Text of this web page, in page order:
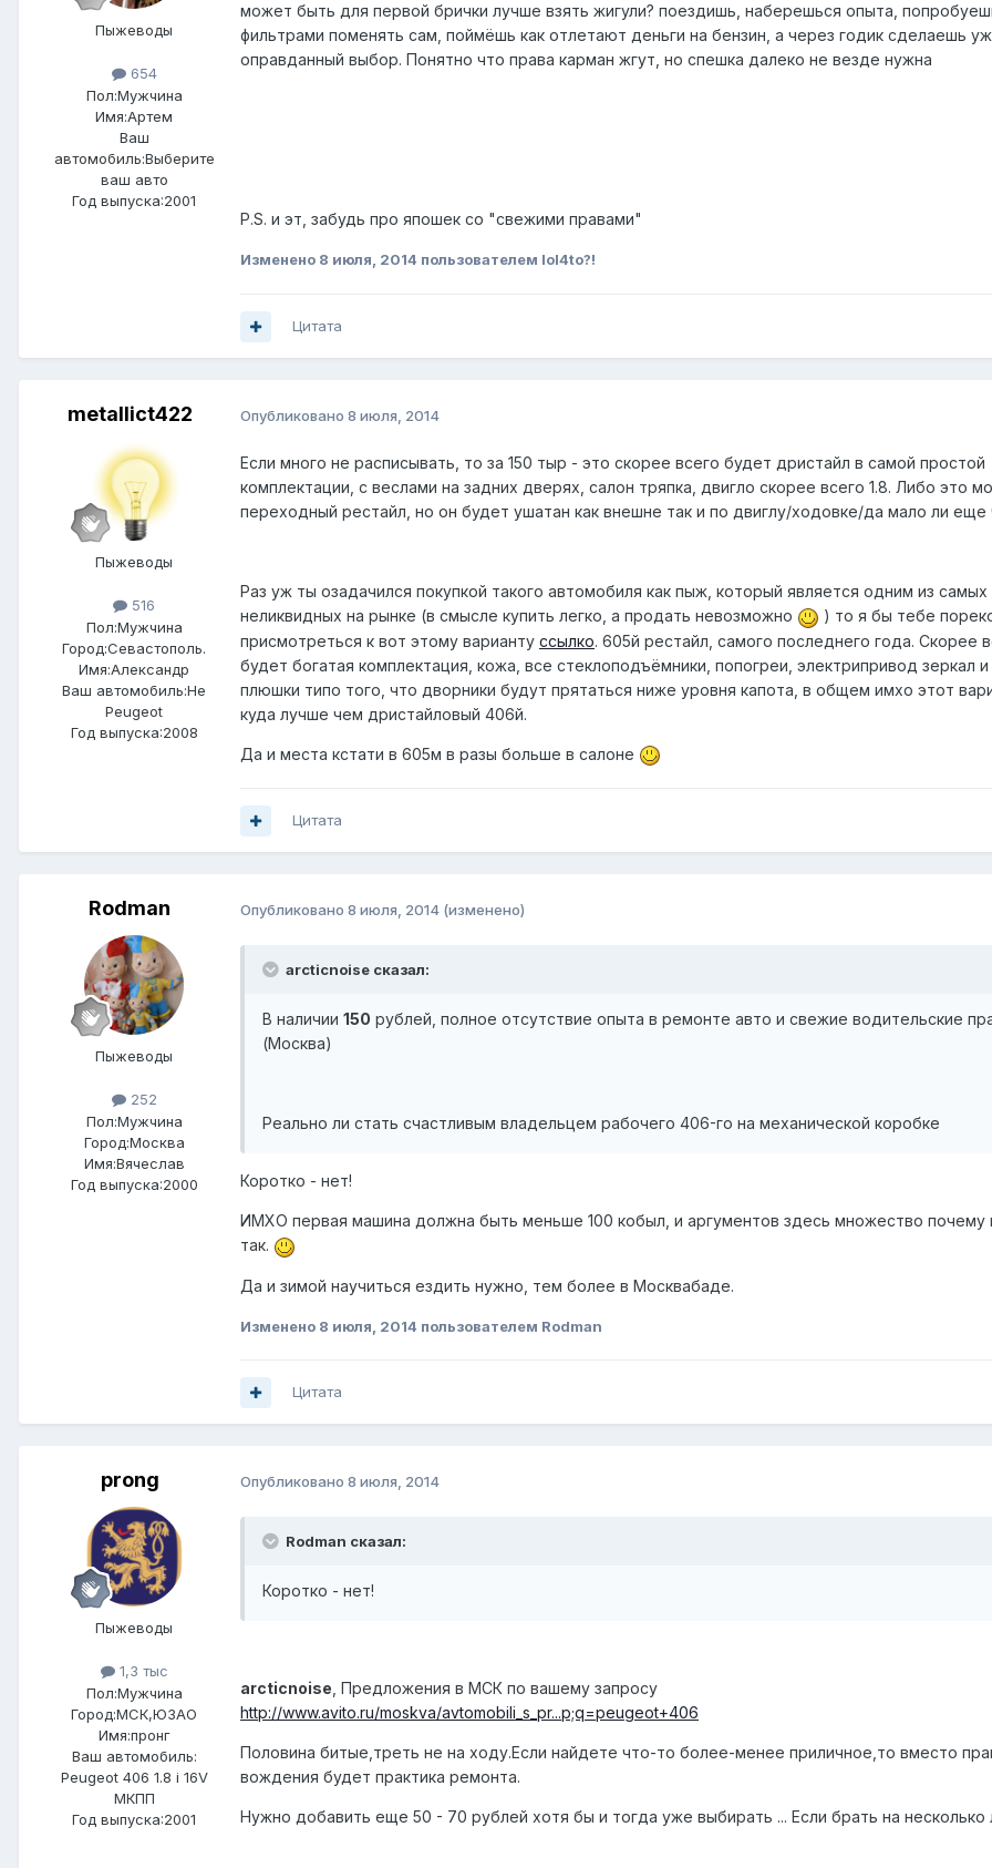
Пыжеводы
654
Пол:Мужчина
Имя:Артем
Ваш
автомобиль:Выберите
ваш авто
Год выпуска:2001
может быть для первой брички лучше взять жигули? поездишь, наберешься опыта,
фильтрами поменять сам, поймёшь как отлетают деньги на бензин, а через годик сделаешь
оправданный выбор. Понятно что права карман жгут, но спешка далеко не везде нужна
P.S. и эт, забудь про япошек со "свежими правами"
Изменено 8 июля, 2014 пользователем lol4to?!
Цитата
metallict422
Пыжеводы
516
Пол:Мужчина
Город:Севастополь.
Имя:Александр
Ваш автомобиль:Не
Peugeot
Год выпуска:2008
Опубликовано 8 июля, 2014
Если много не расписывать, то за 150 тыр - это скорее всего будет дристайл в самой простой
комплектации, с веслами на задних дверях, салон тряпка, двигло скорее всего 1.8. Либо это
переходный рестайл, но он будет ушатан как внешне так и по двиглу/ходовке/да мало ли еще
Раз уж ты озадачился покупкой такого автомобиля как пыж, который является одним из самых
неликвидных на рынке (в смысле купить легко, а продать невозможно
) то я бы тебе
присмотреться к вот этому варианту ссылко. 605й рестайл, самого последнего года. Скорее
будет богатая комплектация, кожа, все стеклоподъёмники, попогреи, электрипривод зеркал и
плюшки типо того, что дворники будут прятаться ниже уровня капота, в общем имхо этот
куда лучше чем дристайловый 406й.
Да и места кстати в 605м в разы больше в салоне
Цитата
Rodman
Пыжеводы
252
Пол:Мужчина
Город:Москва
Имя:Вячеслав
Год выпуска:2000
Опубликовано 8 июля, 2014 (изменено)
arcticnoise сказал:
В наличии 150 рублей, полное отсутствие опыта в ремонте авто и свежие водительские
(Москва)
Реально ли стать счастливым владельцем рабочего 406-го на механической коробке
Коротко - нет!
ИМХО первая машина должна быть меньше 100 кобыл, и аргументов здесь множество почему
так.
Да и зимой научиться ездить нужно, тем более в Москвабаде.
Изменено 8 июля, 2014 пользователем Rodman
Цитата
prong
Пыжеводы
1,3 тыс
Пол:Мужчина
Город:МСК,ЮЗАО
Имя:пронг
Ваш автомобиль:
Peugeot 406 1.8 i 16V
МКПП
Год выпуска:2001
Опубликовано 8 июля, 2014
Rodman сказал:
Коротко - нет!
arcticnoise , Предложения в МСК по вашему запросу
http://www.avito.ru/moskva/avtomobili_s_pr...p;q=peugeot+406
Половина битые,треть не на ходу.Если найдете что-то более-менее приличное,то вместо
вождения будет практика ремонта.
Нужно добавить еще 50 - 70 рублей хотя бы и тогда уже выбирать ... Если брать на несколько